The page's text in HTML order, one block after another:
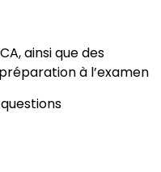
ainsi que des
à l’examen